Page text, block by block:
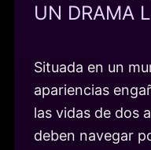
UN DRAMA
Situada en un
apariencias
las vidas de dos
deben navegar